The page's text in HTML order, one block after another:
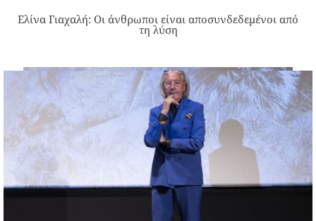
Ελίνα Γιαχαλή: Οι άνθρωποι είναι αποσυνδεδεμένοι από
τη λύση